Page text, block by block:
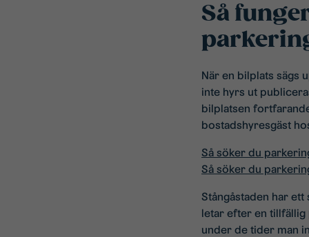
Så
När en bilplats sägs
inte hyrs ut
bilplatsen
bostadshyresgäst
Så söker du
Så söker du
Stångåstaden har
letar efter en tillfällig
under de tider man